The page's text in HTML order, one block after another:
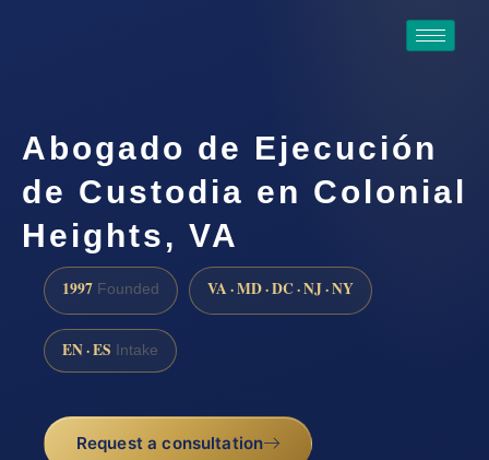
Abogado de Ejecución
de Custodia en Colonial
Heights, VA
1997 Founded VA · MD · DC · NJ · NY
EN · ES Intake
Request a consultation